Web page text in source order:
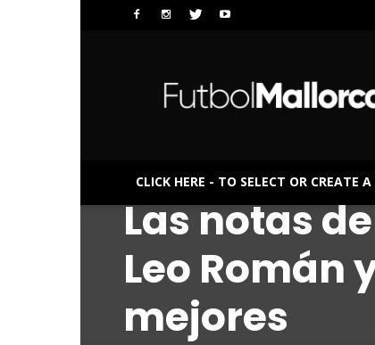
CLICK HERE - TO SELECT OR CREATE
LALIGA EA SPORTS MALLORCA
Las notas
Leo Román
mejores